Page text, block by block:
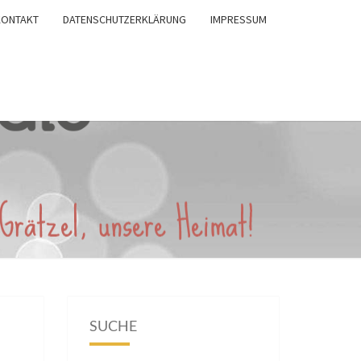
DATENSCHUTZERKLÄRUNG IMPRESSUM
SUCHE